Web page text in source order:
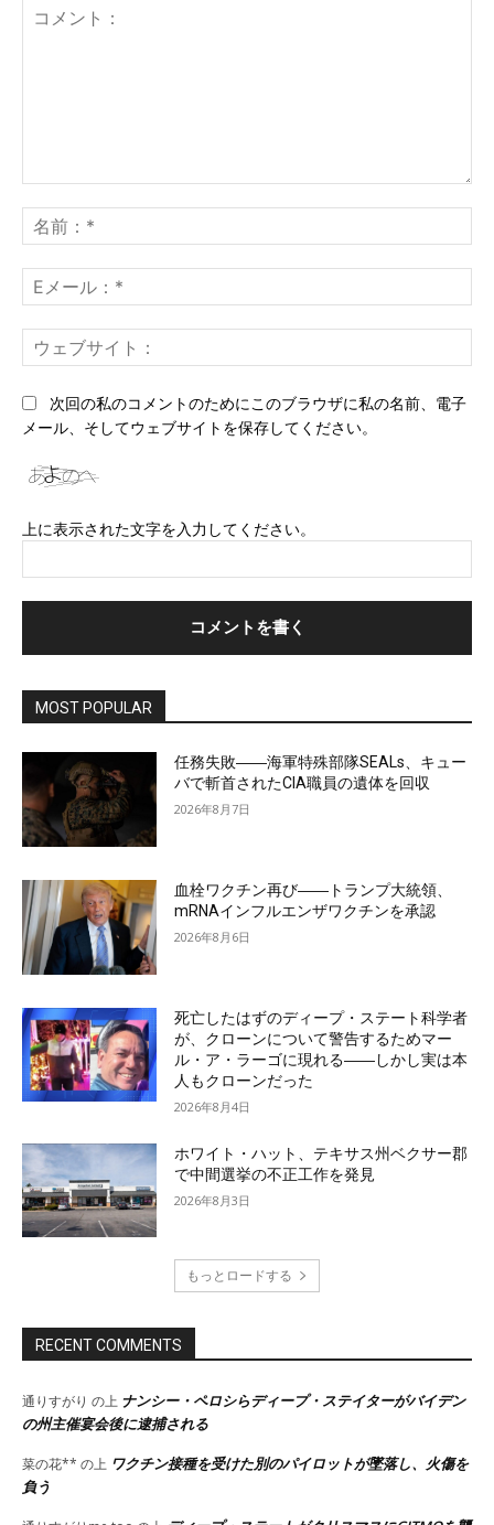
ン
ト：
前
*
メ
ー
*ェ
次回の私のコメントのためにこのブラウザに私の名前、電子
メール、そしてウェブサイトを保存してください。
上に表示された文字を入力してください。
MOST POPULAR
任務失敗――海軍特殊部隊SEALs、キュー
バで斬首されたCIA職員の遺体を回収
2026年8月7日
血栓ワクチン再び――トランプ大統領、
mRNAインフルエンザワクチンを承認
2026年8月6日
死亡したはずのディープ・ステート科学者
が、クローンについて警告するためマー
ル・ア・ラーゴに現れる――しかし実は本
人もクローンだった
2026年8月4日
ホワイト・ハット、テキサス州ベクサー郡
で中間選挙の不正工作を発見
2026年8月3日
もっとロードする
RECENT COMMENTS
通りすがり の上 ナンシー・ペロシらディープ・ステイターがバイデン
の州主催宴会後に逮捕される
菜の花** の上 ワクチン接種を受けた別のパイロットが墜落し、火傷を
負う